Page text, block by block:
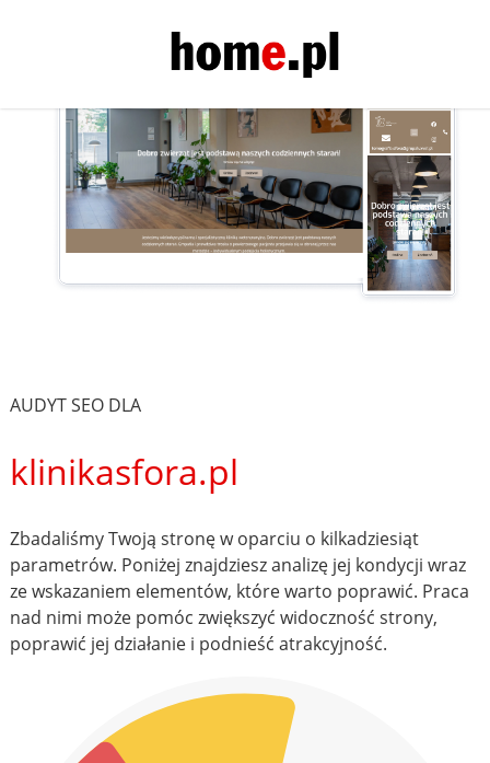
AUDYT SEO DLA
klinikasfora.pl
Zbadaliśmy Twoją stronę w oparciu o kilkadziesiąt
parametrów. Poniżej znajdziesz analizę jej kondycji wraz
ze wskazaniem elementów, które warto poprawić. Praca
nad nimi może pomóc zwiększyć widoczność strony,
poprawić jej działanie i podnieść atrakcyjność.